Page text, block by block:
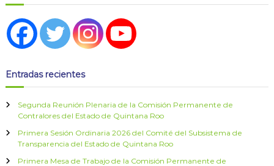
e
n
t
r
Entradas recientes
Segunda Reunión Plenaria de la Comisión Permanente de
Contralores del Estado de Quintana Roo
Primera Sesión Ordinaria 2026 del Comité del Subsistema de
Transparencia del Estado de Quintana Roo
Primera Mesa de Trabajo de la Comisión Permanente de